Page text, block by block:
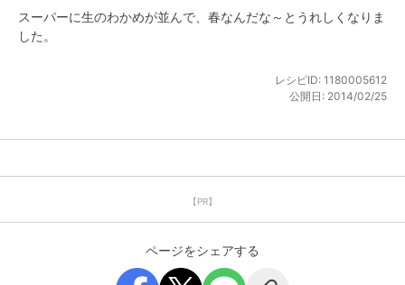
スーパーに生のわかめが並んで、春なんだな～とうれしくなりま
した。
レシピID: 1180005612
公開日: 2014/02/25
【PR】
ページをシェアする